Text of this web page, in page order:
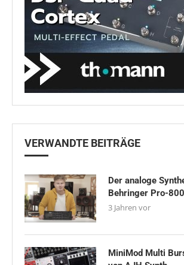
VERWANDTE BEITRÄGE
Der analoge
Behringer Pro-800
3 Jahren vor
MiniMod Multi